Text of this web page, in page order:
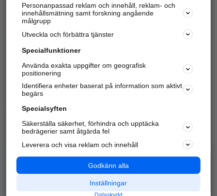
Hitta telefonnummer, adresser, företagsinfo mm.
Marknadsför företaget
Kom igång och annonsera mot
samarbetspartners nära dig.
Alla kategorier
Populära sökningar
API & Kartor
Annonsera
Integritet
Nödnummer
Personanpassad reklam och innehåll, reklam- och
innehållsmätning samt forskning angående
målgrupp
Utveckla och förbättra tjänster
Specialfunktioner
Använda exakta uppgifter om geografisk
positionering
Identifiera enheter baserat på information som aktivt
begärs
Specialsyften
Säkerställa säkerhet, förhindra och upptäcka
bedrägerier samt åtgärda fel
Leverera och visa reklam och innehåll
Godkänn alla
Inställningar
Dataskydd